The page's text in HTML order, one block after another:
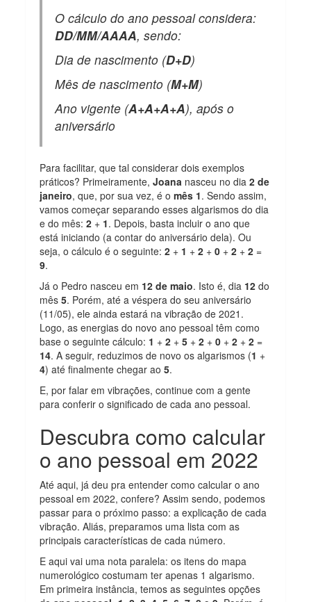
O cálculo do ano pessoal considera:
DD/MM/AAAA, sendo:
Dia de nascimento (D+D)
Mês de nascimento (M+M)
Ano vigente (A+A+A+A), após o
aniversário
Para facilitar, que tal considerar dois exemplos
práticos? Primeiramente,Joana nasceu no dia2 de
janeiro, que, por sua vez, é omês 1. Sendo assim,
vamos começar separando esses algarismos do dia
e do mês:2 + 1. Depois, basta incluir o ano que
está iniciando (a contar do aniversário dela). Ou
seja, o cálculo é o seguinte:2 + 1 +2 +0 +2 +2 =
9.
Já o Pedro nasceu em 12 de maio. Isto é, dia 12 do
mês5. Porém, até a véspera do seu aniversário
(11/05), ele ainda estará na vibração de 2021.
Logo, as energias do novo ano pessoal têm como
base o seguinte cálculo: 1 +2 +5 +2 +0 +2 +2 =
14. A seguir, reduzimos de novo os algarismos (1 +
4) até finalmente chegar ao5.
E, por falar em vibrações, continue com a gente
para conferir o significado de cada ano pessoal.
Descubra como calcular
o ano pessoal em 2022
Até aqui, já deu pra entender como calcular o ano
pessoal em 2022, confere? Assim sendo, podemos
passar para o próximo passo: a explicação de cada
vibração. Aliás, preparamos uma lista com as
principais características de cada número.
E aqui vai uma nota paralela: os itens do mapa
numerológico costumam ter apenas 1 algarismo.
Em primeira instância, temos as seguintes opções